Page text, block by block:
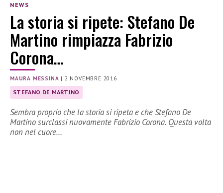
NEWS
La storia si ripete: Stefano De
Martino rimpiazza Fabrizio
Corona…
MAURA MESSINA | 2 NOVEMBRE 2016
STEFANO DE MARTINO
Sembra proprio che la storia si ripeta e che Stefano De
Martino surclassi nuovamente Fabrizio Corona. Questa volta
non nel cuore…